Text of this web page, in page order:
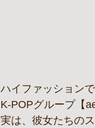
ハイファッション
K-POPグループ【
実は、彼女たちの